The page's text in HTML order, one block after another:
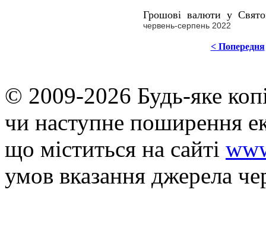
Грошові валюти у
червень-серпень 2022
< Попередня
© 2009-2026 Будь-яке
чи наступне поширення
що мiститься на сайті
умов вказання джерела